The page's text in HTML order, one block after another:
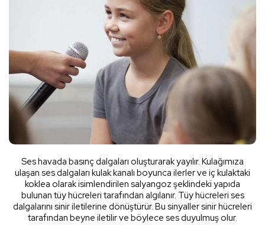
Ses havada basınç dalgaları oluşturarak yayılır. Kulağımıza
ulaşan ses dalgaları kulak kanalı boyunca ilerler ve iç kulaktaki
koklea olarak isimlendirilen salyangoz şeklindeki yapıda
bulunan tüy hücreleri tarafından algılanır. Tüy hücreleri ses
dalgalarını sinir iletilerine dönüştürür. Bu sinyaller sinir hücreleri
tarafından beyne iletilir ve böylece ses duyulmuş olur.